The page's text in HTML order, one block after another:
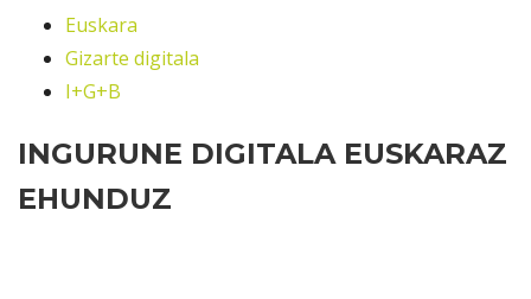
Euskara
Gizarte digitala
I+G+B
INGURUNE DIGITALA EUSKARAZ
EHUNDUZ